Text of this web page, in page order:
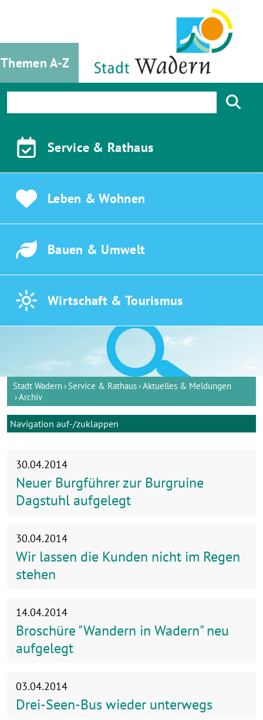
Themen A-Z
Service & Rathaus
Leben & Wohnen
Bauen & Umwelt
Wirtschaft & Tourismus
Stadt Wadern Service & Rathaus Aktuelles & Meldungen
Archiv
Navigation auf-/zuklappen
30.04.2014
Neuer Burgführer zur Burgruine
Dagstuhl aufgelegt
30.04.2014
Wir lassen die Kunden nicht im Regen
stehen
14.04.2014
Broschüre "Wandern in Wadern" neu
aufgelegt
03.04.2014
Drei-Seen-Bus wieder unterwegs